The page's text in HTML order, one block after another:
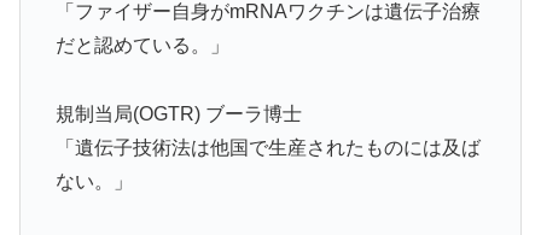
「ファイザー自身がmRNAワクチンは遺伝子治療
だと認めている。」
規制当局(OGTR) ブーラ博士
「遺伝子技術法は他国で生産されたものには及ば
ない。」